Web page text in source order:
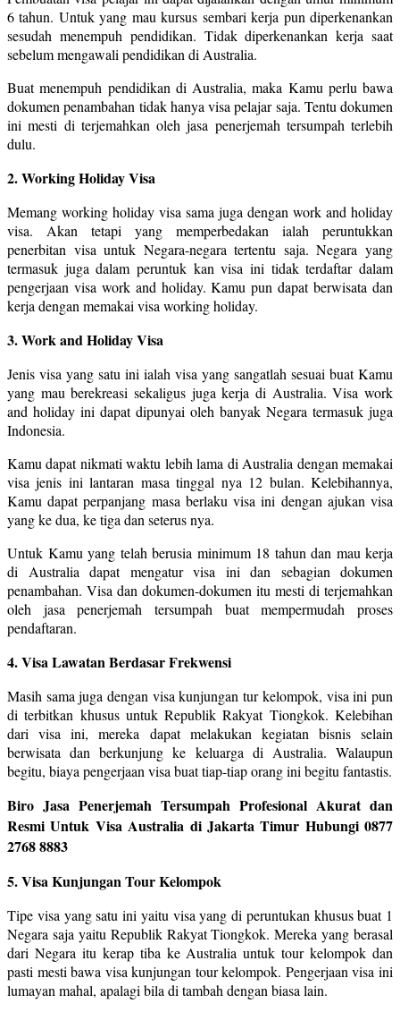
6 tahun. Untuk yang mau kursus sembari kerja pun diperkenankan
sesudah menempuh pendidikan. Tidak diperkenankan kerja saat
sebelum mengawali pendidikan di Australia.
Buat menempuh pendidikan di Australia, maka Kamu perlu bawa
dokumen penambahan tidak hanya visa pelajar saja. Tentu dokumen
ini mesti di terjemahkan oleh jasa penerjemah tersumpah terlebih
dulu.
2. Working Holiday Visa
Memang working holiday visa sama juga dengan work and holiday
visa. Akan tetapi yang memperbedakan ialah peruntukkan
penerbitan visa untuk Negara-negara tertentu saja. Negara yang
termasuk juga dalam peruntuk kan visa ini tidak terdaftar dalam
pengerjaan visa work and holiday. Kamu pun dapat berwisata dan
kerja dengan memakai visa working holiday.
3. Work and Holiday Visa
Jenis visa yang satu ini ialah visa yang sangatlah sesuai buat Kamu
yang mau berekreasi sekaligus juga kerja di Australia. Visa work
and holiday ini dapat dipunyai oleh banyak Negara termasuk juga
Indonesia.
Kamu dapat nikmati waktu lebih lama di Australia dengan memakai
visa jenis ini lantaran masa tinggal nya 12 bulan. Kelebihannya,
Kamu dapat perpanjang masa berlaku visa ini dengan ajukan visa
yang ke dua, ke tiga dan seterus nya.
Untuk Kamu yang telah berusia minimum 18 tahun dan mau kerja
di Australia dapat mengatur visa ini dan sebagian dokumen
penambahan. Visa dan dokumen-dokumen itu mesti di terjemahkan
oleh jasa penerjemah tersumpah buat mempermudah proses
pendaftaran.
4. Visa Lawatan Berdasar Frekwensi
Masih sama juga dengan visa kunjungan tur kelompok, visa ini pun
di terbitkan khusus untuk Republik Rakyat Tiongkok. Kelebihan
dari visa ini, mereka dapat melakukan kegiatan bisnis selain
berwisata dan berkunjung ke keluarga di Australia. Walaupun
begitu, biaya pengerjaan visa buat tiap-tiap orang ini begitu fantastis.
Biro Jasa Penerjemah Tersumpah Profesional Akurat dan
Resmi Untuk Visa Australia di Jakarta Timur Hubungi 0877
2768 8883
5. Visa Kunjungan Tour Kelompok
Tipe visa yang satu ini yaitu visa yang di peruntukan khusus buat 1
Negara saja yaitu Republik Rakyat Tiongkok. Mereka yang berasal
dari Negara itu kerap tiba ke Australia untuk tour kelompok dan
pasti mesti bawa visa kunjungan tour kelompok. Pengerjaan visa ini
lumayan mahal, apalagi bila di tambah dengan biasa lain.